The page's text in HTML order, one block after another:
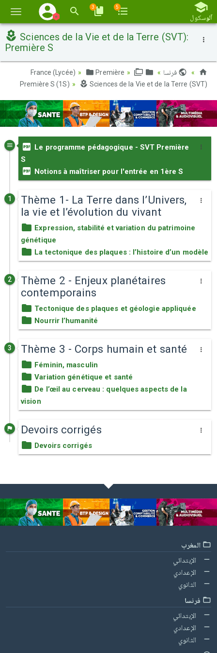
تبديل
آلوسكول
5
3
Sciences de la Vie et de la Terre (SVT):
Première S
فرنسا
Première
Première S (1S)
Sciences de la Vie et de la Terre (SVT)
Le programme pédagogique - SVT Première
S
Notions à maîtriser pour l'entrée en 1ère S
1
Thème 1- La Terre dans l’Univers,
la vie et l’évolution du vivant
Expression, stabilité et variation du patrimoine
génétique
La tectonique des plaques : l’histoire d’un modèle
2
Thème 2 - Enjeux planétaires
contemporains
Tectonique des plaques et géologie appliquée
Nourrir l’humanité
3 Thème 3 - Corps humain et santé
Féminin, masculin
Variation génétique et santé
De l’œil au cerveau : quelques aspects de la
vision
Devoirs corrigés
Devoirs corrigés
المغرب
الإبتدائي
الإعدادي
الثانوي
فرنسا
الإبتدائي
الإعدادي
الثانوي